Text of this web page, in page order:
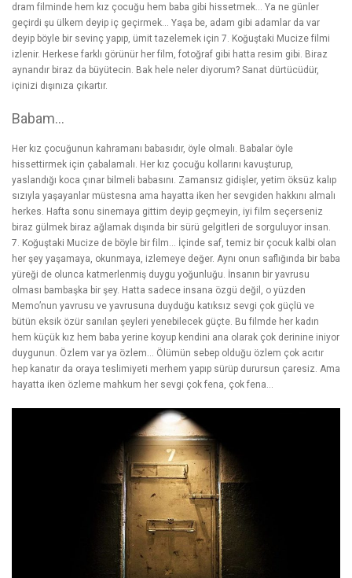
dram filminde hem kız çocuğu hem baba gibi hissetmek… Ya ne günler
geçirdi şu ülkem deyip iç geçirmek… Yaşa be, adam gibi adamlar da var
deyip böyle bir sevinç yapıp, ümit tazelemek için 7. Koğuştaki Mucize filmi
izlenir. Herkese farklı görünür her film, fotoğraf gibi hatta resim gibi. Biraz
aynandır biraz da büyütecin. Bak hele neler diyorum? Sanat dürtücüdür,
içinizi dışınıza çıkartır.
Babam…
Her kız çocuğunun kahramanı babasıdır, öyle olmalı. Babalar öyle
hissettirmek için çabalamalı. Her kız çocuğu kollarını kavuşturup,
yaslandığı koca çınar bilmeli babasını. Zamansız gidişler, yetim öksüz kalıp
sızıyla yaşayanlar müstesna ama hayatta iken her sevgiden hakkını almalı
herkes. Hafta sonu sinemaya gittim deyip geçmeyin, iyi film seçerseniz
biraz gülmek biraz ağlamak dışında bir sürü gelgitleri de sorguluyor insan.
7. Koğuştaki Mucize de böyle bir film… İçinde saf, temiz bir çocuk kalbi olan
her şey yaşamaya, okunmaya, izlemeye değer. Aynı onun saflığında bir baba
yüreği de olunca katmerlenmiş duygu yoğunluğu. İnsanın bir yavrusu
olması bambaşka bir şey. Hatta sadece insana özgü değil, o yüzden
Memo’nun yavrusu ve yavrusuna duyduğu katıksız sevgi çok güçlü ve
bütün eksik özür sanılan şeyleri yenebilecek güçte. Bu filmde her kadın
hem küçük kız hem baba yerine koyup kendini ana olarak çok derinine iniyor
duygunun. Özlem var ya özlem… Ölümün sebep olduğu özlem çok acıtır
hep kanatır da oraya teslimiyeti merhem yapıp sürüp durursun çaresiz. Ama
hayatta iken özleme mahkum her sevgi çok fena, çok fena…